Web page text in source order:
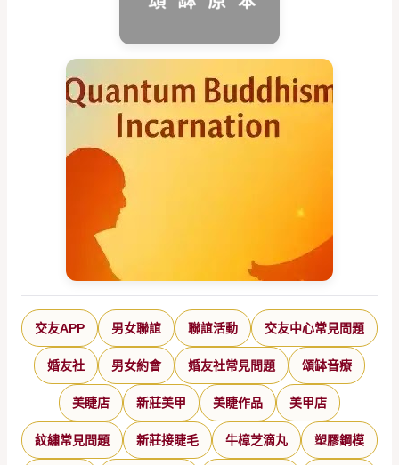
交友APP 男女聯誼 聯誼活動 交友中心常見問題
婚友社 男女約會 婚友社常見問題 頌缽音療
美睫店 新莊美甲 美睫作品 美甲店
紋繡常見問題 新莊接睫毛 牛樟芝滴丸 塑膠鋼模